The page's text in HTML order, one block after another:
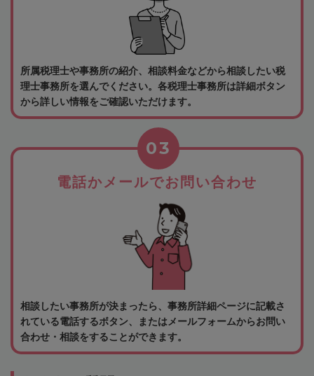
所属税理士や事務所の紹介、相談料金などから相談したい税
理士事務所を選んでください。各税理士事務所は詳細ボタン
から詳しい情報をご確認いただけます。
電話かメールでお問い合わせ
03
相談したい事務所が決まったら、事務所詳細ページに記載さ
れている電話するボタン、またはメールフォームからお問い
合わせ・相談をすることができます。